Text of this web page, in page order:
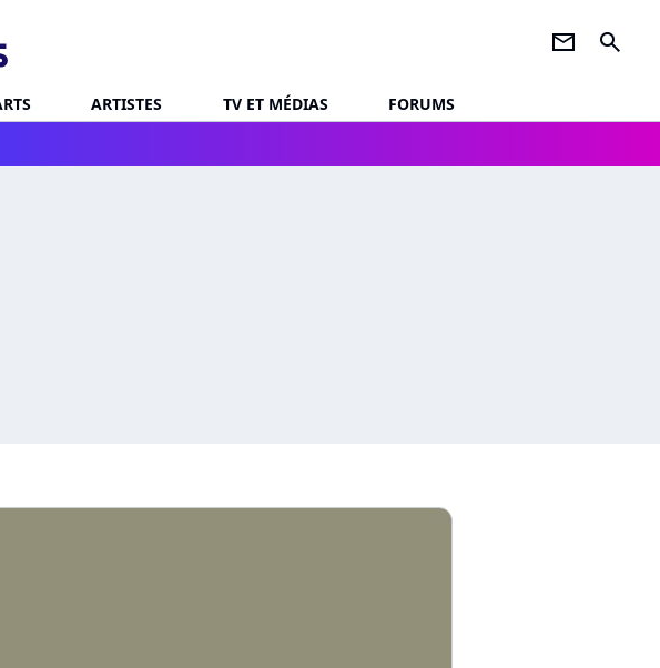
newsletter search
ARTISTES TV ET MÉDIAS
FORUMS